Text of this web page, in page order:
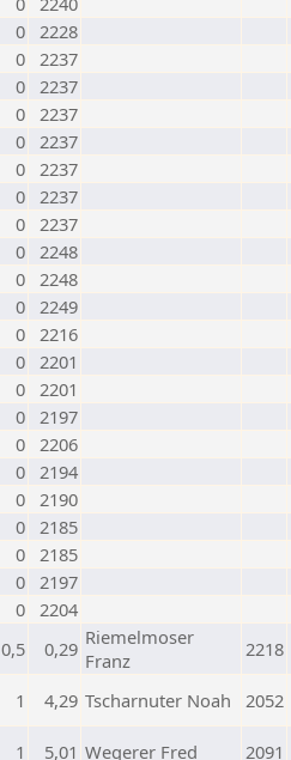
0 2228
0 2237
0 2237
0 2237
0 2237
0 2237
0 2237
0 2237
0 2248
0 2248
0 2249
0 2216
0 2201
0 2201
0 2197
0 2206
0 2194
0 2190
0 2185
0 2185
0 2197
0 2204
0,5 0,29 Riemelmoser
Franz
2218
1 4,29 Tscharnuter Noah 2052
1 5,01 Wegerer Fred 2091